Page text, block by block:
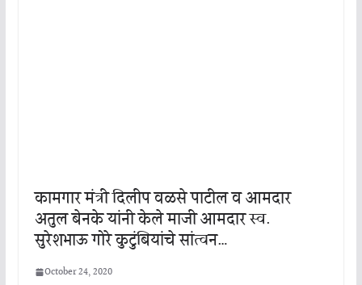
कामगार मंत्री दिलीप वळसे पाटील व आमदार
अतुल बेनके यांनी केले माजी आमदार स्व.
सुरेशभाऊ गोरे कुटुंबियांचे सांत्वन…
October 24, 2020